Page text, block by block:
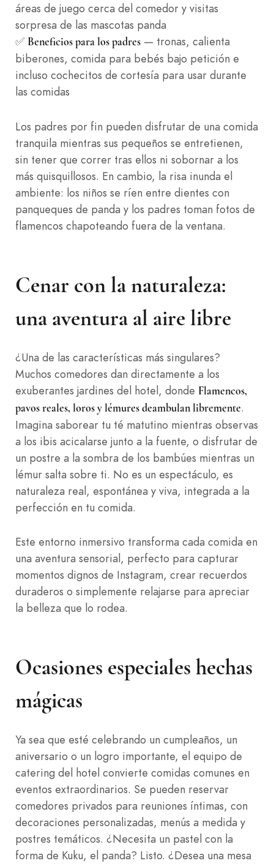
áreas de juego cerca del comedor y visitas
sorpresa de las mascotas panda
✅ Beneficios para los padres — tronas, calienta
biberones, comida para bebés bajo petición e
incluso cochecitos de cortesía para usar durante
las comidas
Los padres por fin pueden disfrutar de una comida
tranquila mientras sus pequeños se entretienen,
sin tener que correr tras ellos ni sobornar a los
más quisquillosos. En cambio, la risa inunda el
ambiente: los niños se ríen entre dientes con
panqueques de panda y los padres toman fotos de
flamencos chapoteando fuera de la ventana.
Cenar con la naturaleza:
una aventura al aire libre
¿Una de las características más singulares?
Muchos comedores dan directamente a los
exuberantes jardines del hotel, donde Flamencos,
pavos reales, loros y lémures deambulan libremente.
Imagina saborear tu té matutino mientras observas
a los ibis acicalarse junto a la fuente, o disfrutar de
un postre a la sombra de los bambúes mientras un
lémur salta sobre ti. No es un espectáculo, es
naturaleza real, espontánea y viva, integrada a la
perfección en tu comida.
Este entorno inmersivo transforma cada comida en
una aventura sensorial, perfecto para capturar
momentos dignos de Instagram, crear recuerdos
duraderos o simplemente relajarse para apreciar
la belleza que lo rodea.
Ocasiones especiales hechas
mágicas
Ya sea que esté celebrando un cumpleaños, un
aniversario o un logro importante, el equipo de
catering del hotel convierte comidas comunes en
eventos extraordinarios. Se pueden reservar
comedores privados para reuniones íntimas, con
decoraciones personalizadas, menús a medida y
postres temáticos. ¿Necesita un pastel con la
forma de Kuku, el panda? Listo. ¿Desea una mesa